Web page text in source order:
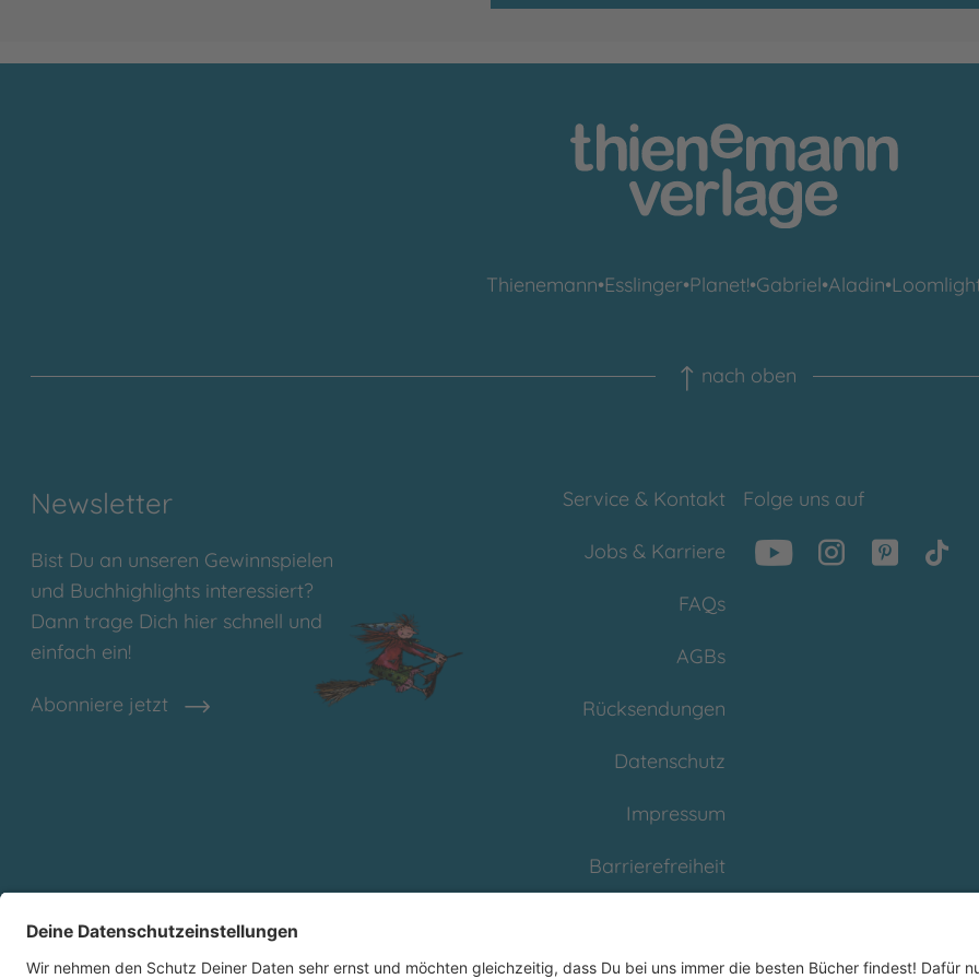
Thienemann•Esslinger•Planet!•Gabriel•Aladin•
nach oben
Newsletter
Bist Du an unseren Gewinnspielen
und Buchhighlights interessiert?
Dann trage Dich hier schnell und
einfach ein!
Abonniere jetzt
Service & Kontakt
Jobs & Karriere
FAQs
AGBs
Rücksendungen
Datenschutz
Impressum
Barrierefreiheit
Partnerprogramm
Folge uns auf